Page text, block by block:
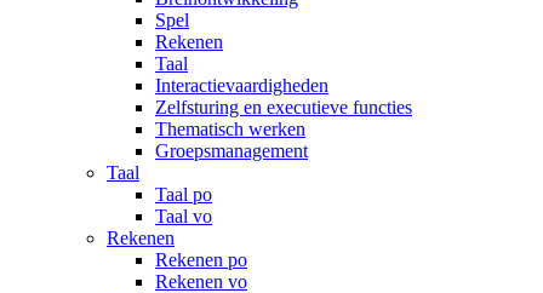
Spel
Rekenen
Taal
Interactievaardigheden
Zelfsturing en executieve functies
Thematisch werken
Groepsmanagement
Taal
Taal po
Taal vo
Rekenen
Rekenen po
Rekenen vo